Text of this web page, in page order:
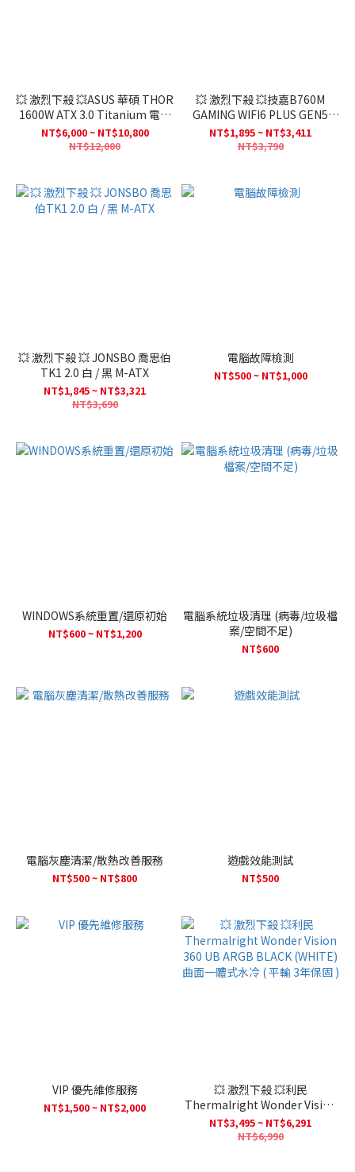
💥 激烈下殺 💥ASUS 華碩 THOR
1600W ATX 3.0 Titanium 電源
供應器 / 80+鈦金+全模組 10年
保固
NT$6,000 ~ NT$10,800
NT$12,000
💥 激烈下殺 💥技嘉B760M
GAMING WIFI6 PLUS GEN5
DDR5
NT$1,895 ~ NT$3,411
NT$3,790
💥 激烈下殺 💥 JONSBO 喬思伯
TK1 2.0 白 / 黑 M-ATX
NT$1,845 ~ NT$3,321
NT$3,690
電腦故障檢測
NT$500 ~ NT$1,000
WINDOWS系統重置/還原初始
NT$600 ~ NT$1,200
電腦系統垃圾清理 (病毒/垃圾檔
案/空間不足)
NT$600
電腦灰塵清潔/散熱改善服務
NT$500 ~ NT$800
遊戲效能測試
NT$500
VIP 優先維修服務
NT$1,500 ~ NT$2,000
💥 激烈下殺 💥利民
Thermalright Wonder Vision
360 UB ARGB BLACK (WHITE)
曲面一體式水冷 ( 平輸 3年保固 )
NT$3,495 ~ NT$6,291
NT$6,990